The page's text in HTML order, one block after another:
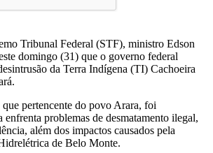
Tribunal Federal (STF), ministro Edson
domingo (31) que o governo federal
da Terra Indígena (TI) Cachoeira
pertencente do povo Arara, foi
enfrenta problemas de desmatamento ilegal,
além dos impactos causados pela
de Belo Monte.